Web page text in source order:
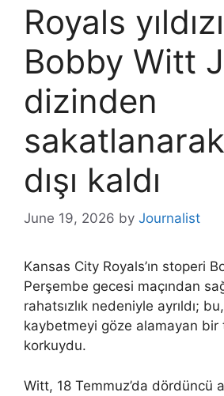
Royals yıldızı
Bobby Witt
dizinden
dışı kaldı
June 19, 2026 by Journalist
Kansas City Royals’ın stoperi
Perşembe gecesi maçından
rahatsızlık nedeniyle ayrıldı;
kaybetmeyi göze alamayan bir
korkuydu.
Witt, 18 Temmuz’da dördüncü